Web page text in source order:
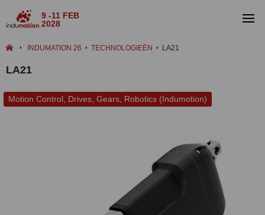
9 -11 FEB
2028
INDUMATION 26 TECHNOLOGIEËN LA21
LA21
Motion Control, Drives, Gears, Robotics (Indumotion)